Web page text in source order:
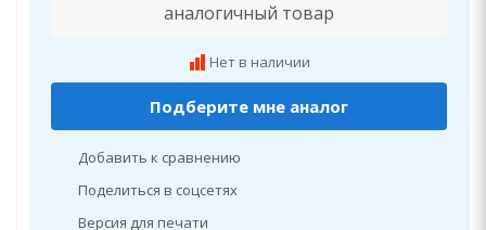
аналогичный товар
Нет в наличии
Подберите мне аналог
Добавить к сравнению
Поделиться в соцсетях
Версия для печати